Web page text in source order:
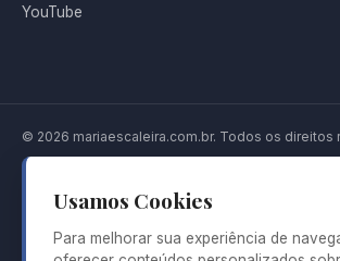
YouTube
© 2026 mariaescaleira.com.br. Todos os direitos
Aviso de isenção de responsabilidade: O
projeto informativo dedicado à cozinha do Leste
publicados neste site têm finalidade cultural,
gastronômicos não substituem orientação
Usamos Cookies
Para melhorar sua experiência de